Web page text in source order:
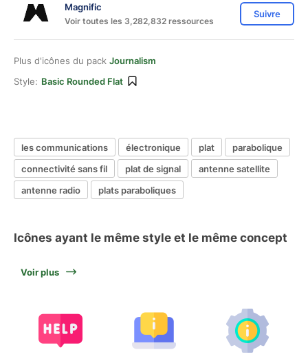
Magnific
Voir toutes les 3,282,832 ressources
Suivre
Plus d'icônes du pack Journalism
Style: Basic Rounded Flat
les communications électronique plat
parabolique
connectivité sans fil
plat de signal
antenne satellite
antenne radio
plats paraboliques
Icônes ayant le même style et le même concept
Voir plus